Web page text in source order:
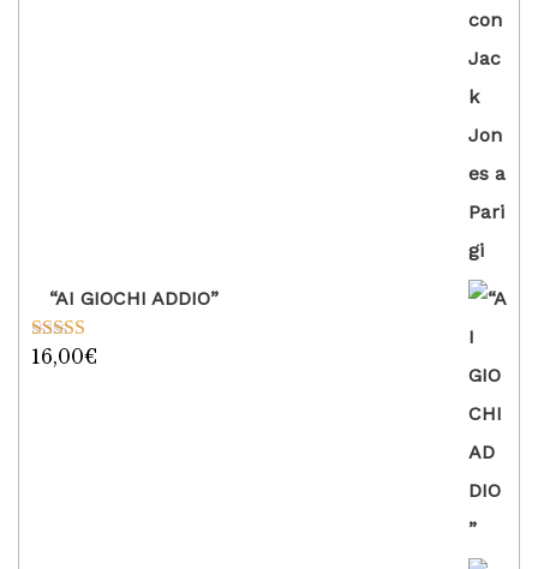
“AI GIOCHI ADDIO”
Valutato
16,00€